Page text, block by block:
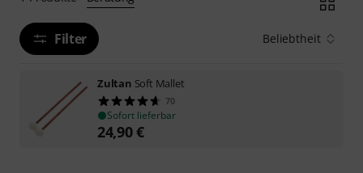
Filter Beliebtheit
Zultan Soft Mallet
70
Sofort lieferbar
24,90€